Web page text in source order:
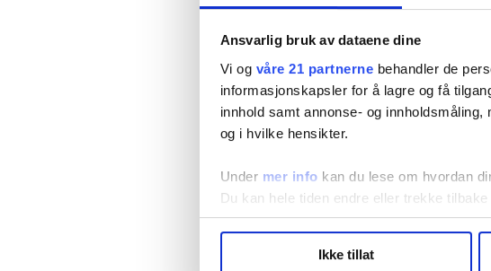
Ansvarlig bruk av dataene dine
Vi og våre 21 partnerne behandler de
informasjonskapsler for å lagre og få
innhold samt annonse- og
og i hvilke hensikter.
Under mer info kan du lese om hvordan
Du kan hele tiden endre eller trekke
hvordan våre nettsider blir brukt slik at vi
Ikke tillat
– Det er dypt problematisk om Høyre-
å privatisere jernbanen etter at de selv
vise god demokratisk holdning, fastslår
I enundersøkelse gjort av
fjor, svarte tre fjerdedeler av dem som
bør si nei til jernbanepakken. Nærmere fire
ansvar å drive jernbane. I en Opinion-
prosent at de var motstandere av
togselskaper. Kun 15 prosent var for.
Stigende EØS-skepsis i